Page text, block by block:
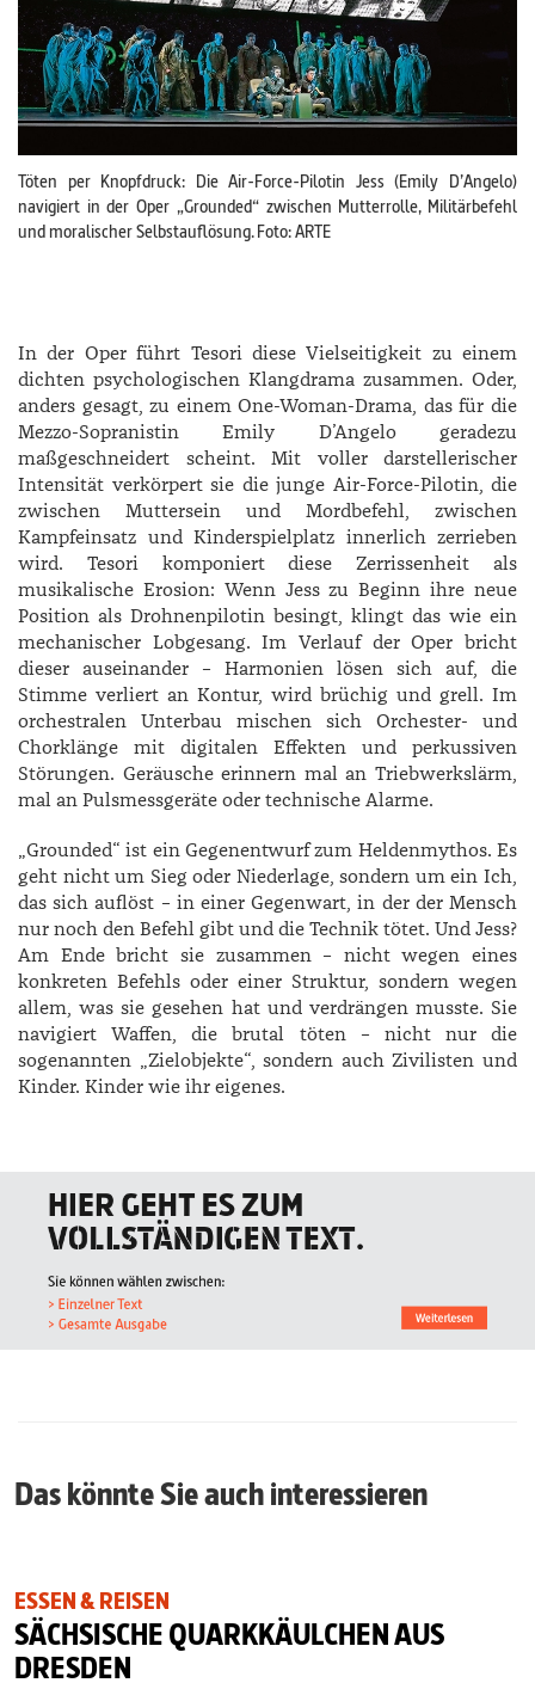
Töten per Knopfdruck: Die Air-Force-Pilotin Jess (­Emily ­D’Angelo)
navigiert in der Oper „­Grounded“ zwischen Mutterrolle, Militärbefehl
und moralischer Selbstauflösung. Foto: ARTE
In der Oper führt Tesori diese Vielseitigkeit zu einem
dichten psychologischen Klangdrama zusammen. Oder,
anders gesagt, zu einem One-Woman-­Drama, das für die
Mezzo-­Sopranistin ­Emily ­D’Angelo geradezu
maßgeschneidert scheint. Mit voller darstellerischer
Intensität verkörpert sie die junge Air-Force-­Pilotin, die
zwischen Muttersein und Mordbefehl, zwischen
Kampfeinsatz und Kinderspielplatz innerlich zerrieben
wird. ­Tesori komponiert diese Zerrissenheit als
musikalische Erosion: Wenn Jess zu Beginn ihre neue
Position als Drohnenpilotin besingt, klingt das wie ein
mechanischer Lobgesang. Im Verlauf der Oper bricht
dieser auseinander – Harmonien lösen sich auf, die
Stimme verliert an Kontur, wird brüchig und grell. Im
orchestralen Unterbau mischen sich Orchester- und
Chorklänge mit digitalen Effekten und perkussiven
Störungen. Geräusche erinnern mal an Triebwerkslärm,
mal an Pulsmessgeräte oder technische Alarme.
„Grounded“ ist ein Gegenentwurf zum Heldenmythos. Es
geht nicht um Sieg oder Niederlage, sondern um ein Ich,
das sich auflöst – in einer Gegenwart, in der der Mensch
nur noch den Befehl gibt und die Technik tötet. Und Jess?
Am Ende bricht sie zusammen – nicht wegen eines
konkreten Befehls oder einer Struktur, sondern wegen
allem, was sie gesehen hat und verdrängen musste. Sie
navigiert Waffen, die brutal töten – nicht nur die
sogenannten „Zielobjekte“, sondern auch Zivilisten und
Kinder. Kinder wie ihr eigenes.
Das könnte Sie auch interessieren
ESSEN & REISEN
SÄCHSISCHE QUARKKÄULCHEN AUS
DRESDEN